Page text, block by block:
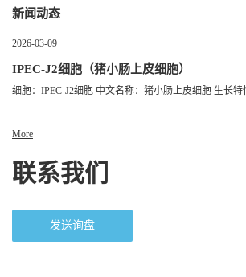
新闻动态
2026-03-09
IPEC-J2细胞（猪小肠上皮细胞）
细胞：IPEC-J2细胞 中文名称：猪小肠上皮细胞 生长特
More
联系我们
发送询盘